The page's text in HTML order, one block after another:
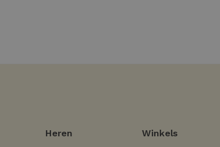
Heren
Winkels